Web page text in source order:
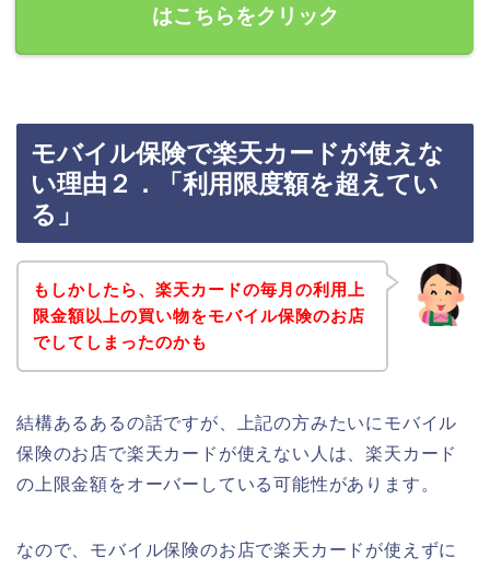
はこちらをクリック
モバイル保険で楽天カードが使えな
い理由２．「利用限度額を超えてい
る」
もしかしたら、楽天カードの毎月の利用上
限金額以上の買い物をモバイル保険のお店
でしてしまったのかも
結構あるあるの話ですが、上記の方みたいにモバイル
保険のお店で楽天カードが使えない人は、楽天カード
の上限金額をオーバーしている可能性があります。
なので、モバイル保険のお店で楽天カードが使えずに